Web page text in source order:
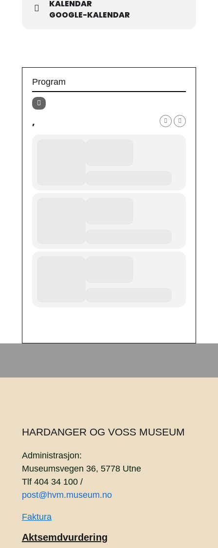
KALENDAR
GOOGLE-KALENDAR
Program
,
HARDANGER OG VOSS MUSEUM
Administrasjon:
Museumsvegen 36, 5778 Utne
Tlf 404 34 100 /
post@hvm.museum.no
Faktura
Aktsemdvurdering